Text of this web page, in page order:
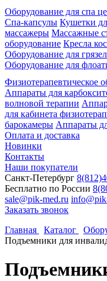
Оборудование для спа
Спа-капсулы Кушетки
массажеры Массажные
оборудование Кресла
Оборудование для
Оборудование для
Физиотерапевтическое
Аппараты для
волновой терапии
для кабинета
барокамеры Аппараты
Оплата и доставка
Новинки
Контакты
Наши покупатели
Санкт-Петербург
Бесплатно по России
sale@pik-med.ru
Заказать звонок
Главная
Каталог
Подъемники для